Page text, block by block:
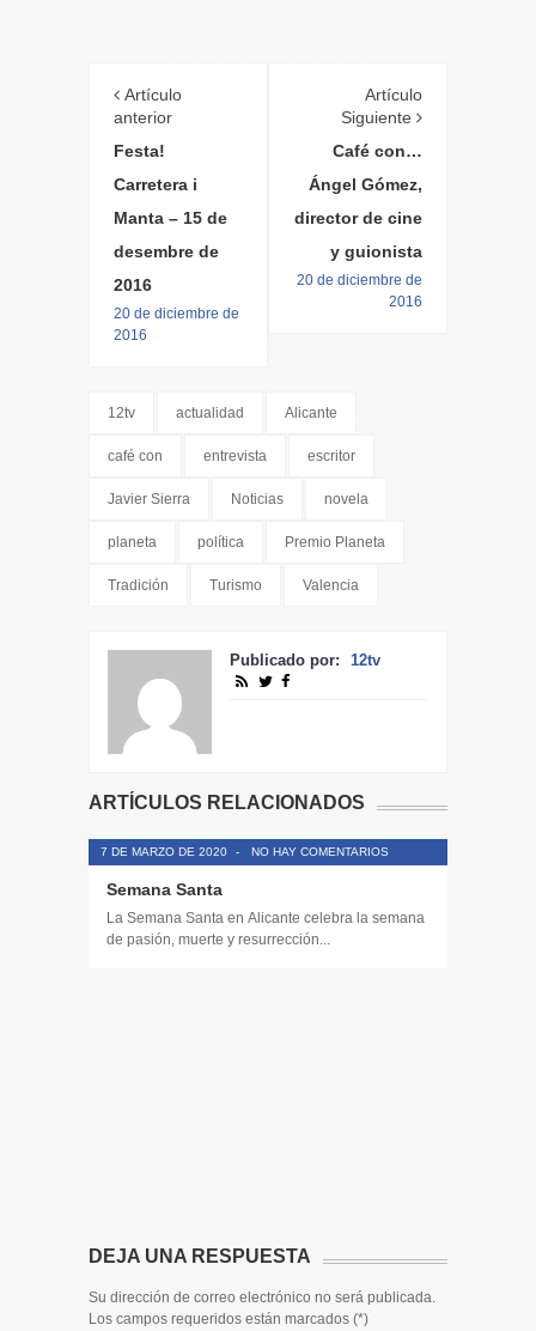
Artículo
anterior
Festa!
Carretera i
Manta – 15 de
desembre de
2016
20 de diciembre de
2016
Artículo
Siguiente
Café con…
Ángel Gómez,
director de cine
y guionista
20 de diciembre de
2016
12tv actualidad Alicante
café con entrevista escritor
Javier Sierra Noticias novela
planeta política Premio Planeta
Tradición Turismo Valencia
Publicado por: 12tv
ARTÍCULOS RELACIONADOS
7 DE MARZO DE 2020 - NO HAY COMENTARIOS
Semana Santa
La Semana Santa en Alicante celebra la semana
de pasión, muerte y resurrección...
DEJA UNA RESPUESTA
Su dirección de correo electrónico no será publicada.
Los campos requeridos están marcados (*)